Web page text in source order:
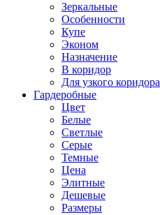
Зеркальные
Особенности
Купе
Эконом
Назначение
В коридор
Для узкого коридора
Гардеробные
Цвет
Белые
Светлые
Серые
Темные
Цена
Элитные
Дешевые
Размеры